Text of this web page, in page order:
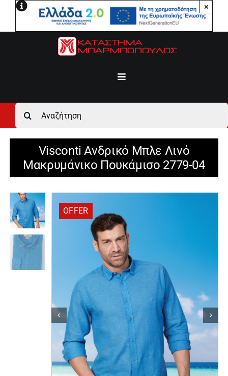
Μετάβαση
×
Toggle
Αρχική
Ανδρικά
Γυναικεία
Αγόρι
Κορίτσι
Εσώρουχα
Είδη Παρέλασης
Σχετικά με εμάς
Αναζήτηση
για:
Visconti Ανδρικό Μπλε Λινό
Μακρυμάνικο Πουκάμισο 2779-04
OFFER